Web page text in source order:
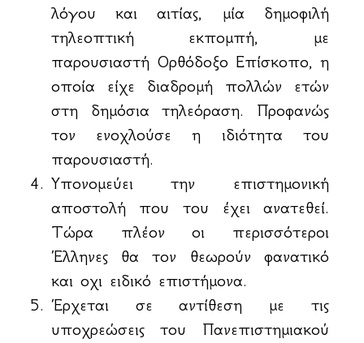
λόγου και αιτίας, μία δημοφιλή
τηλεοπτική εκπομπή, με
παρουσιαστή Ορθόδοξο Επίσκοπο, η
οποία είχε διαδρομή πολλών ετών
στη δημόσια τηλεόραση. Προφανώς
τον ενοχλούσε η ιδιότητα του
παρουσιαστή.
Υπονομεύει την επιστημονική
αποστολή που του έχει ανατεθεί.
Τώρα πλέον οι περισσότεροι
Έλληνες θα τον θεωρούν φανατικό
και οχι ειδικό επιστήμονα.
Έρχεται σε αντίθεση με τις
υποχρεώσεις του Πανεπιστημιακού